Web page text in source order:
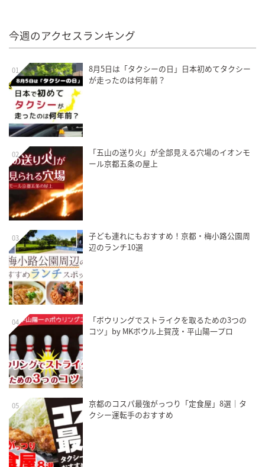
今週のアクセスランキング
01
8月5日は「タクシーの日」日本初めてタクシー
が走ったのは何年前？
02
「五山の送り火」が全部見える穴場のイオンモ
ール京都五条の屋上
03
子ども連れにもおすすめ！京都・梅小路公園周
辺のランチ10選
04
「ボウリングでストライクを取るための3つの
コツ」by MKボウル上賀茂・平山陽一プロ
05
京都のコスパ最強がっつり「定食屋」8選｜タ
クシー運転手のおすすめ